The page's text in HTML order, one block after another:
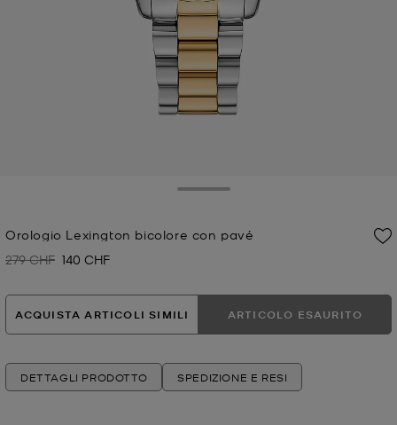
Orologio Lexington bicolore con pavé
Prezzo iniziale
279 CHF Prezzo attuale
140 CHF
ACQUISTA ARTICOLI SIMILI ARTICOLO ESAURITO
DETTAGLI PRODOTTO SPEDIZIONE E RESI